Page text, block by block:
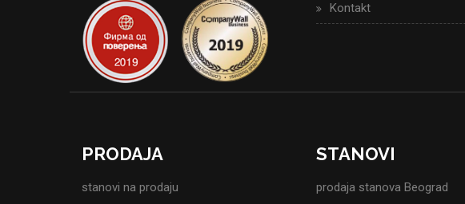
Kontakt
PRODAJA
stanovi na prodaju
STANOVI
prodaja stanova Beograd